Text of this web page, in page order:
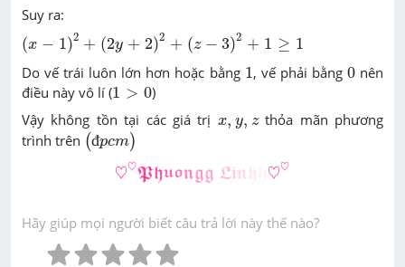
Suy ra:
(x − 1)2 + (2y + 2)2 + (z − 3)2 + 1 ≥ 1
(x 2+(2 2) -3) 1≥
Do vế trái luôn lớn hơn hoặc bằng 1
1 , vế phải bằng 0
0nên
điều này vô lí (1 > 0
1 >0
)
Vậy không tồn tại các giá trị x, y, z
x,y,z
thỏa mãn phương
trình trên (đpcm)
(đpc m)
♡♡Phuongg Lin h ♡♡
♡♡𝕻𝖍 𝖓𝖍 ♡
Hãy giúp mọi người biết câu trả lời này thế nào?